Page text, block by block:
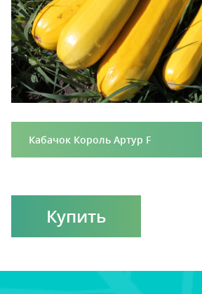
Кабачок Король Артур F
Купить